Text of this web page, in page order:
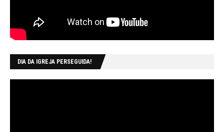
DIA DA IGREJA PERSEGUIDA!